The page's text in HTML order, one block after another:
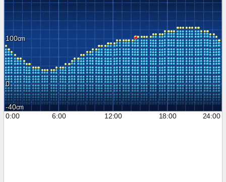
100
0
-40
0:00
6:00 12:00 18:00 24:00